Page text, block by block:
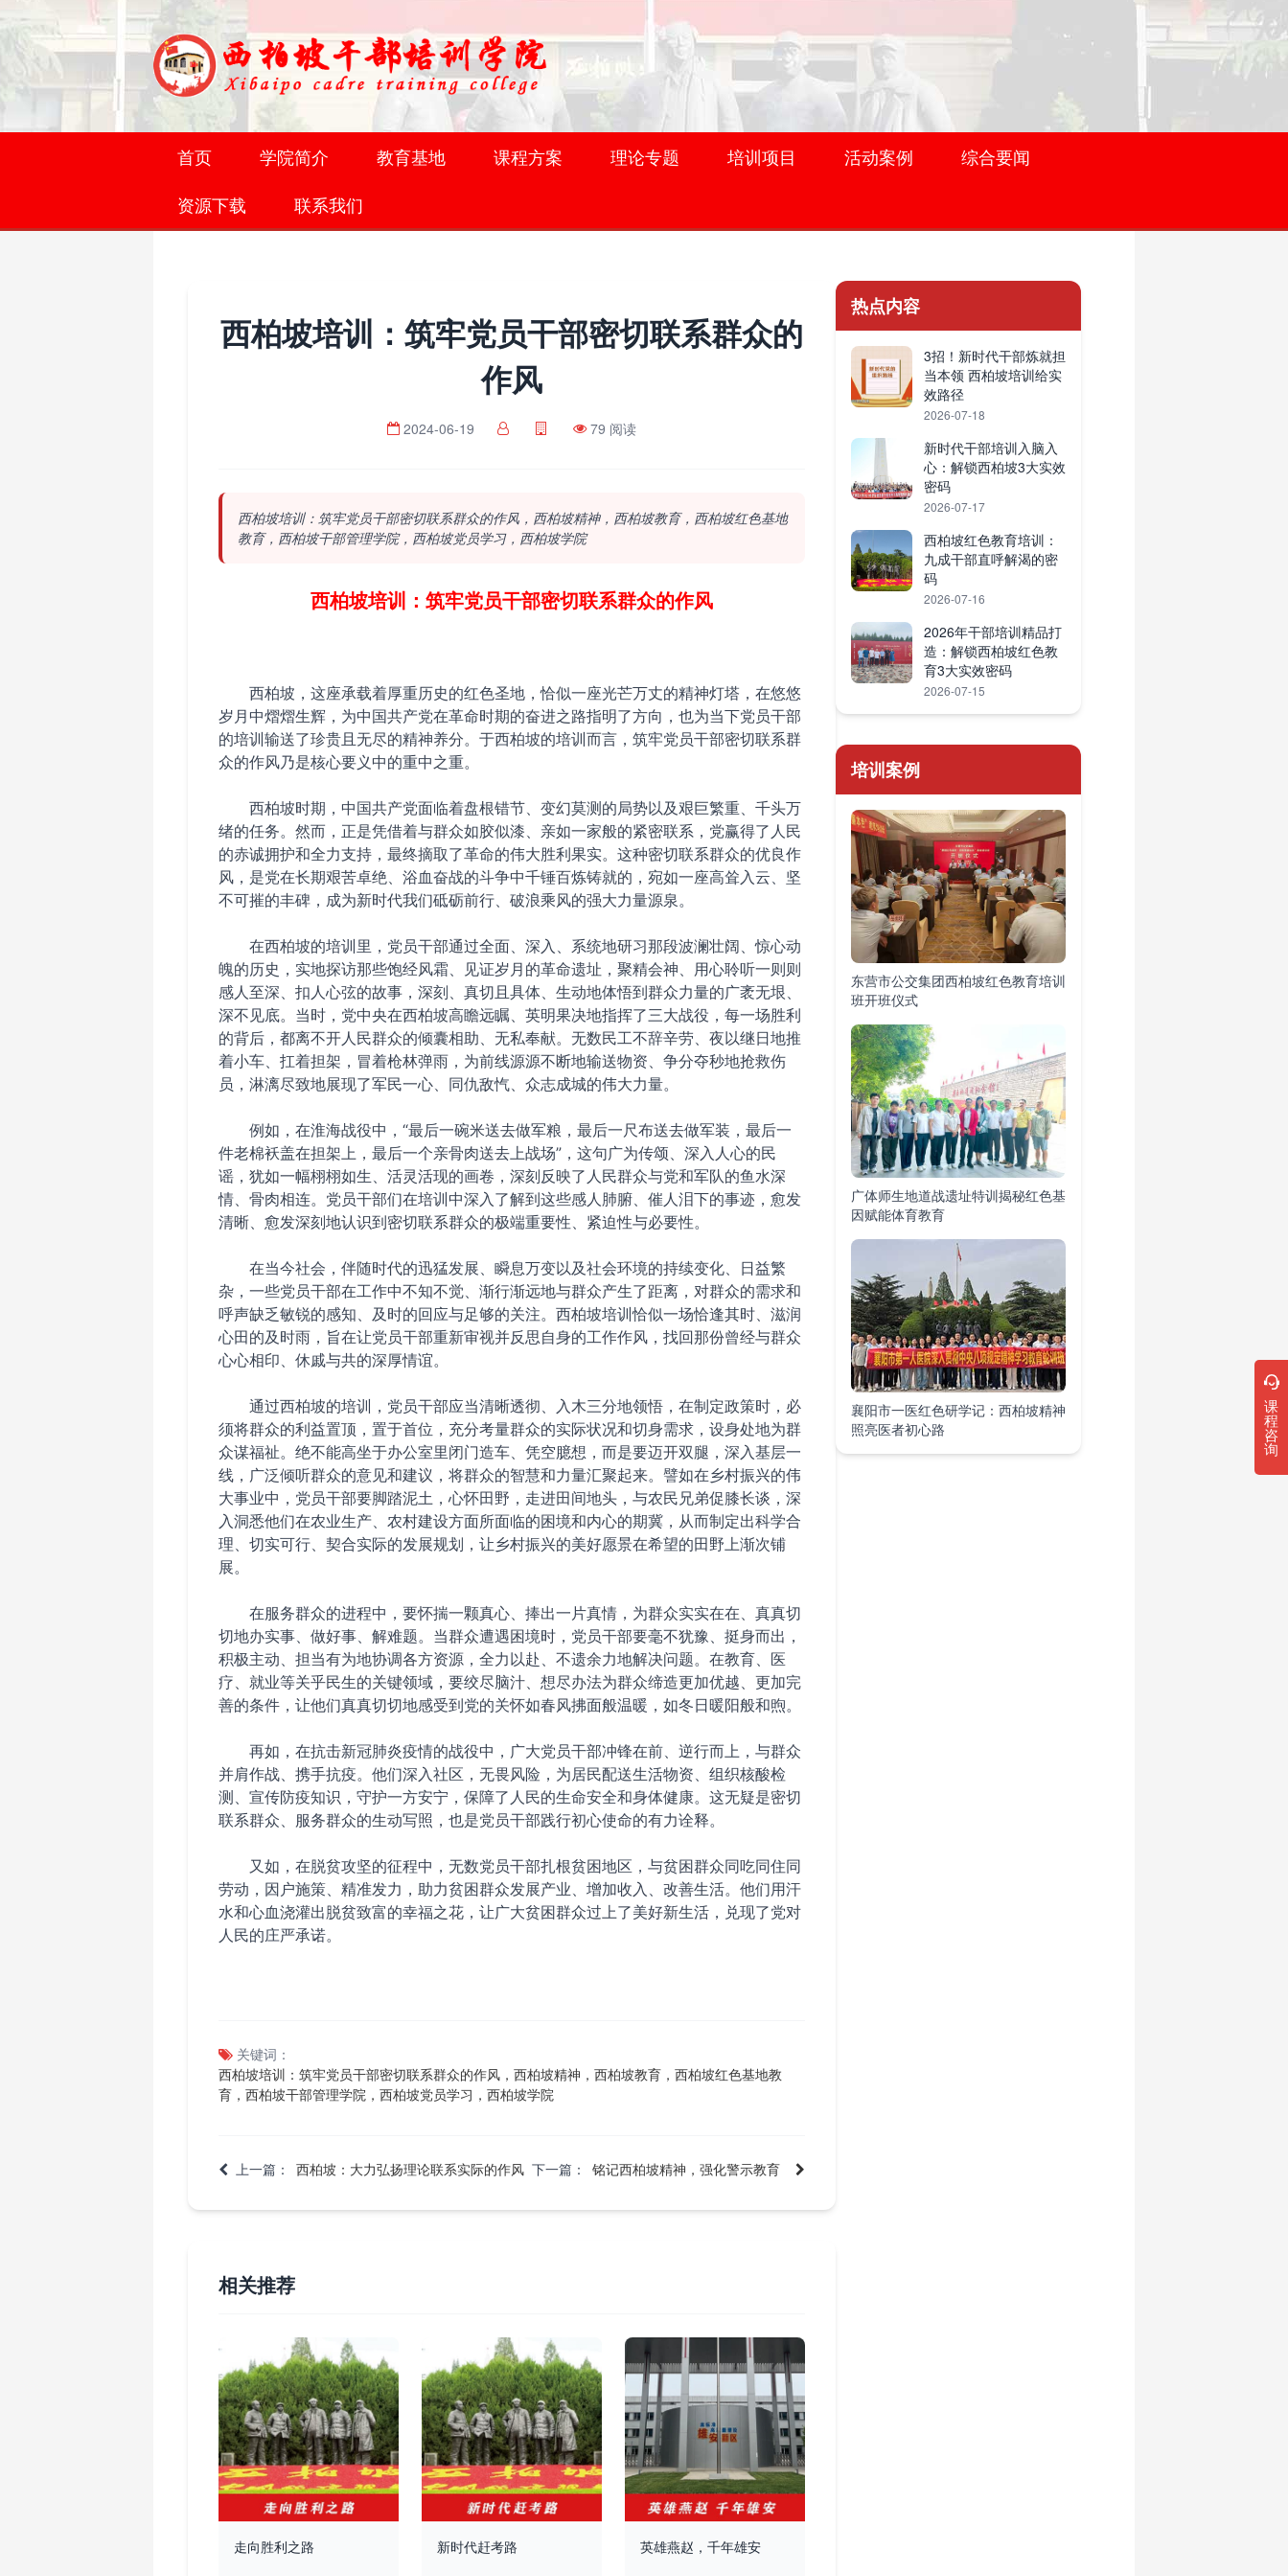
首页 学院简介 教育基地 课程方案 理论专题 培训项目 活动案例
综合要闻
资源下载
联系我们
西柏坡培训：筑牢党员干部密切联系群众的
作风
2024-06-19 79 阅读
西柏坡培训：筑牢党员干部密切联系群众的作风，西柏坡精神，西柏坡教育，西柏坡红色基地
教育，西柏坡干部管理学院，西柏坡党员学习，西柏坡学院
西柏坡培训：筑牢党员干部密切联系群众的作风
西柏坡，这座承载着厚重历史的红色圣地，恰似一座光芒万丈的精神灯塔，在悠悠
岁月中熠熠生辉，为中国共产党在革命时期的奋进之路指明了方向，也为当下党员干部
的培训输送了珍贵且无尽的精神养分。于西柏坡的培训而言，筑牢党员干部密切联系群
众的作风乃是核心要义中的重中之重。
西柏坡时期，中国共产党面临着盘根错节、变幻莫测的局势以及艰巨繁重、千头万
绪的任务。然而，正是凭借着与群众如胶似漆、亲如一家般的紧密联系，党赢得了人民
的赤诚拥护和全力支持，最终摘取了革命的伟大胜利果实。这种密切联系群众的优良作
风，是党在长期艰苦卓绝、浴血奋战的斗争中千锤百炼铸就的，宛如一座高耸入云、坚
不可摧的丰碑，成为新时代我们砥砺前行、破浪乘风的强大力量源泉。
在西柏坡的培训里，党员干部通过全面、深入、系统地研习那段波澜壮阔、惊心动
魄的历史，实地探访那些饱经风霜、见证岁月的革命遗址，聚精会神、用心聆听一则则
感人至深、扣人心弦的故事，深刻、真切且具体、生动地体悟到群众力量的广袤无垠、
深不见底。当时，党中央在西柏坡高瞻远瞩、英明果决地指挥了三大战役，每一场胜利
的背后，都离不开人民群众的倾囊相助、无私奉献。无数民工不辞辛劳、夜以继日地推
着小车、扛着担架，冒着枪林弹雨，为前线源源不断地输送物资、争分夺秒地抢救伤
员，淋漓尽致地展现了军民一心、同仇敌忾、众志成城的伟大力量。
例如，在淮海战役中，“最后一碗米送去做军粮，最后一尺布送去做军装，最后一
件老棉袄盖在担架上，最后一个亲骨肉送去上战场”，这句广为传颂、深入人心的民
谣，犹如一幅栩栩如生、活灵活现的画卷，深刻反映了人民群众与党和军队的鱼水深
情、骨肉相连。党员干部们在培训中深入了解到这些感人肺腑、催人泪下的事迹，愈发
清晰、愈发深刻地认识到密切联系群众的极端重要性、紧迫性与必要性。
在当今社会，伴随时代的迅猛发展、瞬息万变以及社会环境的持续变化、日益繁
杂，一些党员干部在工作中不知不觉、渐行渐远地与群众产生了距离，对群众的需求和
呼声缺乏敏锐的感知、及时的回应与足够的关注。西柏坡培训恰似一场恰逢其时、滋润
心田的及时雨，旨在让党员干部重新审视并反思自身的工作作风，找回那份曾经与群众
心心相印、休戚与共的深厚情谊。
通过西柏坡的培训，党员干部应当清晰透彻、入木三分地领悟，在制定政策时，必
须将群众的利益置顶，置于首位，充分考量群众的实际状况和切身需求，设身处地为群
众谋福祉。绝不能高坐于办公室里闭门造车、凭空臆想，而是要迈开双腿，深入基层一
线，广泛倾听群众的意见和建议，将群众的智慧和力量汇聚起来。譬如在乡村振兴的伟
大事业中，党员干部要脚踏泥土，心怀田野，走进田间地头，与农民兄弟促膝长谈，深
入洞悉他们在农业生产、农村建设方面所面临的困境和内心的期冀，从而制定出科学合
理、切实可行、契合实际的发展规划，让乡村振兴的美好愿景在希望的田野上渐次铺
展。
在服务群众的进程中，要怀揣一颗真心、捧出一片真情，为群众实实在在、真真切
切地办实事、做好事、解难题。当群众遭遇困境时，党员干部要毫不犹豫、挺身而出，
积极主动、担当有为地协调各方资源，全力以赴、不遗余力地解决问题。在教育、医
疗、就业等关乎民生的关键领域，要绞尽脑汁、想尽办法为群众缔造更加优越、更加完
善的条件，让他们真真切切地感受到党的关怀如春风拂面般温暖，如冬日暖阳般和煦。
再如，在抗击新冠肺炎疫情的战役中，广大党员干部冲锋在前、逆行而上，与群众
并肩作战、携手抗疫。他们深入社区，无畏风险，为居民配送生活物资、组织核酸检
测、宣传防疫知识，守护一方安宁，保障了人民的生命安全和身体健康。这无疑是密切
联系群众、服务群众的生动写照，也是党员干部践行初心使命的有力诠释。
又如，在脱贫攻坚的征程中，无数党员干部扎根贫困地区，与贫困群众同吃同住同
劳动，因户施策、精准发力，助力贫困群众发展产业、增加收入、改善生活。他们用汗
水和心血浇灌出脱贫致富的幸福之花，让广大贫困群众过上了美好新生活，兑现了党对
人民的庄严承诺。
关键词：
西柏坡培训：筑牢党员干部密切联系群众的作风，西柏坡精神，西柏坡教育，西柏坡红色基地教
育，西柏坡干部管理学院，西柏坡党员学习，西柏坡学院
上一篇： 西柏坡：大力弘扬理论联系实际的作风 下一篇： 铭记西柏坡精神，强化警示教育
相关推荐
走向胜利之路 新时代赶考路 英雄燕赵，千年雄安
热点内容
3招！新时代干部炼就担
当本领 西柏坡培训给实
效路径
2026-07-18
新时代干部培训入脑入
心：解锁西柏坡3大实效
密码
2026-07-17
西柏坡红色教育培训：
九成干部直呼解渴的密
码
2026-07-16
2026年干部培训精品打
造：解锁西柏坡红色教
育3大实效密码
2026-07-15
培训案例
东营市公交集团西柏坡红色教育培训
班开班仪式
广体师生地道战遗址特训揭秘红色基
因赋能体育教育
襄阳市一医红色研学记：西柏坡精神
照亮医者初心路
课
程
咨
询